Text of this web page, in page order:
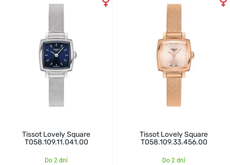
Tissot Lovely Square
T058.109.11.041.00
Do 2 dní
Tissot Lovely Square
T058.109.33.456.00
Do 2 dní